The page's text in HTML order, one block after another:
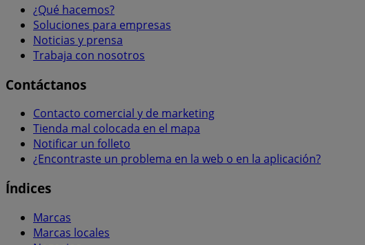
¿Qué hacemos?
Soluciones para empresas
Noticias y prensa
Trabaja con nosotros
Contáctanos
Contacto comercial y de marketing
Tienda mal colocada en el mapa
Notificar un folleto
¿Encontraste un problema en la web o en la aplicación?
Índices
Marcas
Marcas locales